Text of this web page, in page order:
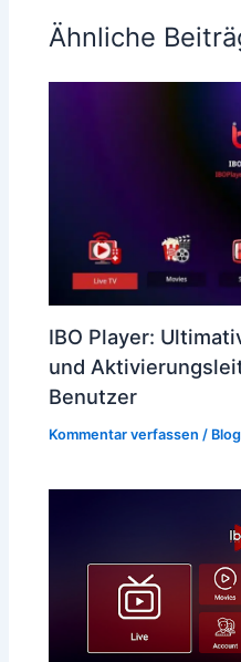
Ähnliche
IBO Player:
und
Benutzer
Kommentar verfassen / Blog